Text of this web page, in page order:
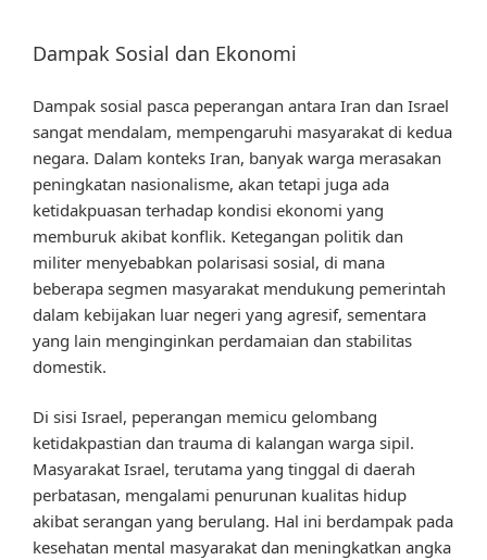
Dampak Sosial dan Ekonomi
Dampak sosial pasca peperangan antara Iran dan Israel
sangat mendalam, mempengaruhi masyarakat di kedua
negara. Dalam konteks Iran, banyak warga merasakan
peningkatan nasionalisme, akan tetapi juga ada
ketidakpuasan terhadap kondisi ekonomi yang
memburuk akibat konflik. Ketegangan politik dan
militer menyebabkan polarisasi sosial, di mana
beberapa segmen masyarakat mendukung pemerintah
dalam kebijakan luar negeri yang agresif, sementara
yang lain menginginkan perdamaian dan stabilitas
domestik.
Di sisi Israel, peperangan memicu gelombang
ketidakpastian dan trauma di kalangan warga sipil.
Masyarakat Israel, terutama yang tinggal di daerah
perbatasan, mengalami penurunan kualitas hidup
akibat serangan yang berulang. Hal ini berdampak pada
kesehatan mental masyarakat dan meningkatkan angka